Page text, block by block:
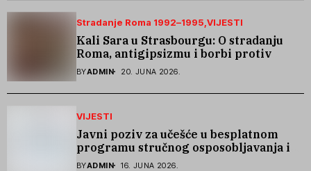
Stradanje Roma 1992–1995 VIJESTI
Kali Sara u Strasbourgu: O stradanju
Roma, antigipsizmu i borbi protiv
govora mržnje
BYADMIN 20. JUNA 2026.
VIJESTI
Javni poziv za učešće u besplatnom
programu stručnog osposobljavanja i
podrške pri zapošljavanju
BYADMIN 16. JUNA 2026.